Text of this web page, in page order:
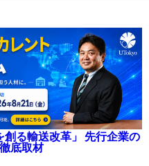
る輸送改革」 先行企業の
底取材